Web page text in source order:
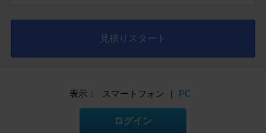
見積りスタート
表示： スマートフォン | PC
ログイン